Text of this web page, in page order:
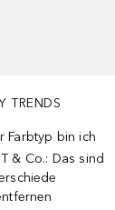
TRENDS
Farbtyp bin ich
& Co.: Das sind